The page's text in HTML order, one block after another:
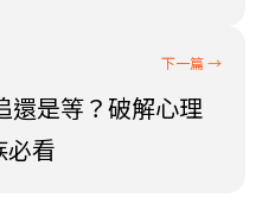
還是等？破解心理
必看